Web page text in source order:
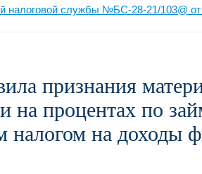
налоговой службы №БС-28-21/103@ от
признания
на процентах по
налогом на доходы